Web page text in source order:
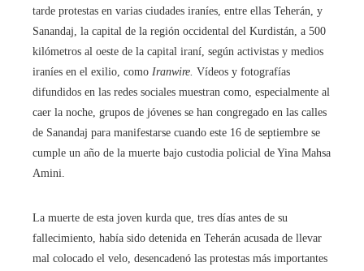
tarde protestas en varias ciudades iraníes, entre ellas Teherán, y
Sanandaj, la capital de la región occidental del Kurdistán, a 500
kilómetros al oeste de la capital iraní, según activistas y medios
iraníes en el exilio, como Iranwire. Vídeos y fotografías
difundidos en las redes sociales muestran como, especialmente al
caer la noche, grupos de jóvenes se han congregado en las calles
de Sanandaj para manifestarse cuando este 16 de septiembre se
cumple un año de la muerte bajo custodia policial de Yina Mahsa
Amini.
La muerte de esta joven kurda que, tres días antes de su
fallecimiento, había sido detenida en Teherán acusada de llevar
mal colocado el velo, desencadenó las protestas más importantes